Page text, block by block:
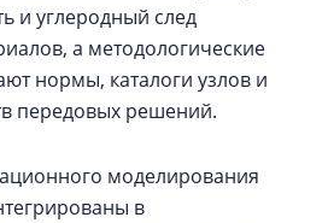
и углеродный след
а методологические
нормы, каталоги узлов и
передовых решений.
моделирования
в